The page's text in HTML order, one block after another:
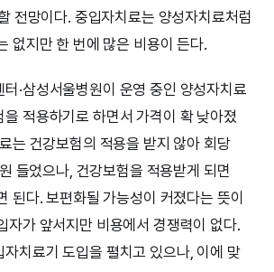
전망이다. 중입자치료는 양성자치료처럼
없지만 한 번에 많은 비용이 든다.
·삼성서울병원이 운영 중인 양성자치료
적용하기로 하면서 가격이 확 낮아졌
는 건강보험의 적용을 받지 않아 회당
들었으나, 건강보험을 적용받게 되면
된다. 보편화될 가능성이 커졌다는 뜻이
자가 앞서지만 비용에서 경쟁력이 없다.
치료기 도입을 펼치고 있으나, 이에 맞